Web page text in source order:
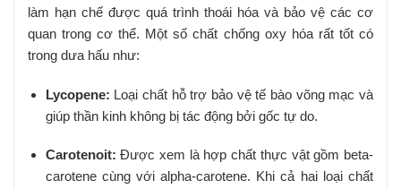
làm hạn chế được quá trình thoái hóa và bảo vệ các cơ
quan trong cơ thể. Một số chất chống oxy hóa rất tốt có
trong dưa hấu như:
Lycopene: Loại chất hỗ trợ bảo vệ tế bào võng mạc và
giúp thần kinh không bị tác động bởi gốc tự do.
Carotenoit: Được xem là hợp chất thực vật gồm beta-
carotene cùng với alpha-carotene. Khi cả hai loại chất